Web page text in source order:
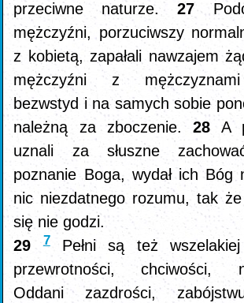
przeciwne naturze.27
mężczyźni, porzuciwszy
z kobietą, zapałali nawzajem
mężczyźni z
bezwstyd i na samych sobie
należną za zboczenie. 28A
uznali za słuszne
poznanie Boga, wydał ich Bóg
nic niezdatnego rozumu, tak
się nie godzi.
297Pełni są też wszelakiej
przewrotności, chciwości,
Oddani zazdrości,